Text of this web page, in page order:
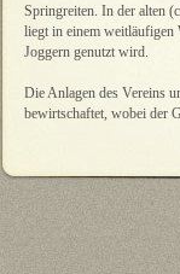
Springreiten. In der alten
liegt in einem weitläufigen
Joggern genutzt wird.
Die Anlagen des Vereins
bewirtschaftet, wobei der